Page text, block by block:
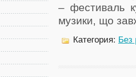
– фестиваль
музики, що
Категория: Без